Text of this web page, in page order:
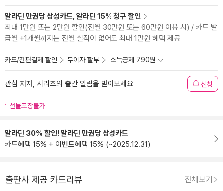
알라딘 만권당 삼성카드, 알라딘 15% 청구 할인
최대 1만원 또는 2만원 할인(전월 30만원 또는 60만원 이용 시) / 카드 발
급월 +1개월까지는 전월 실적이 없어도 최대 1만원 혜택 제공
카드/간편결제 할인 무이자 할부 소득공제 790원
관심 저자, 시리즈의 출간 알림을 받아보세요 신청
선물포장불가
알라딘 30% 할인! 알라딘 만권당 삼성카드
카드혜택 15% + 이벤트혜택 15% (~2025.12.31)
출판사 제공 카드리뷰 전체보기